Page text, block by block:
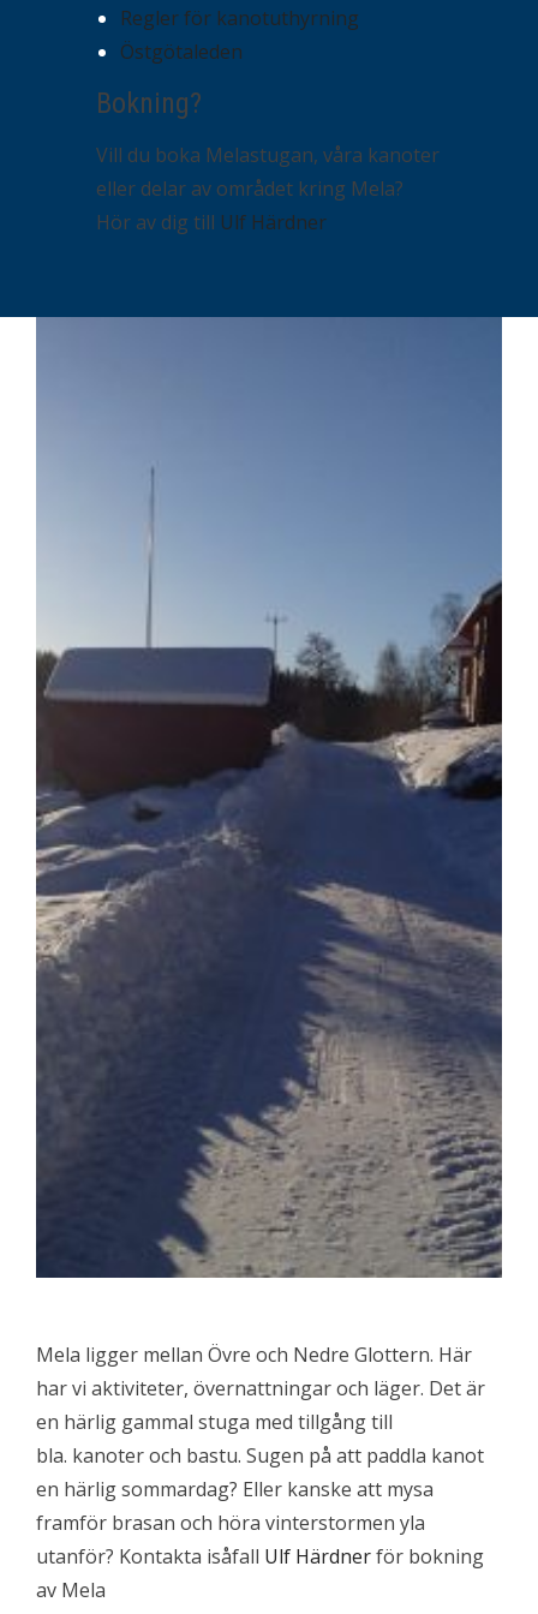
Regler för kanotuthyrning
Östgötaleden
Bokning?
Vill du boka Melastugan, våra kanoter
eller delar av området kring Mela?
Hör av dig till Ulf Härdner
Mela ligger mellan Övre och Nedre Glottern. Här
har vi aktiviteter, övernattningar och läger. Det är
en härlig gammal stuga med tillgång till
bla. kanoter och bastu. Sugen på att paddla kanot
en härlig sommardag? Eller kanske att mysa
framför brasan och höra vinterstormen yla
utanför? Kontakta isåfall Ulf Härdnerför bokning
av Mela